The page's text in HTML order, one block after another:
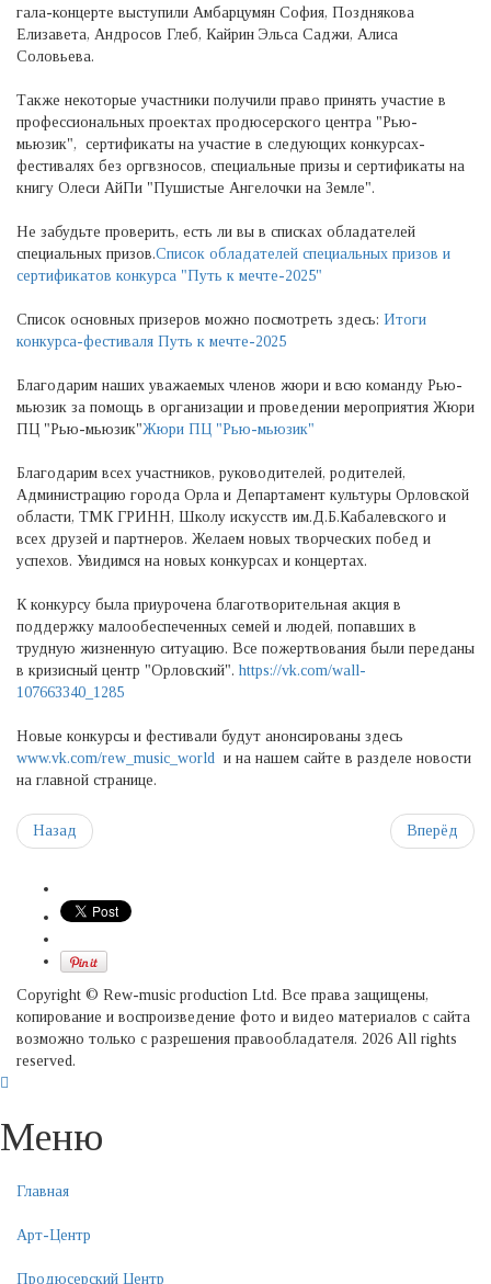
гала-концерте выступили Амбарцумян София, Позднякова
Елизавета, Андросов Глеб, Кайрин Эльса Саджи, Алиса
Соловьева.
Также некоторые участники получили право принять участие в
профессиональных проектах продюсерского центра "Рью-
мьюзик", сертификаты на участие в следующих конкурсах-
фестивалях без оргвзносов, специальные призы и сертификаты на
книгу Олеси АйПи "Пушистые Ангелочки на Земле".
Не забудьте проверить, есть ли вы в списках обладателей
специальных призов.Список обладателей специальных призов и
сертификатов конкурса "Путь к мечте-2025"
Список основных призеров можно посмотреть здесь: Итоги
конкурса-фестиваля Путь к мечте-2025
Благодарим наших уважаемых членов жюри и всю команду Рью-
мьюзик за помощь в организации и проведении мероприятия Жюри
ПЦ "Рью-мьюзик"Жюри ПЦ "Рью-мьюзик"
Благодарим всех участников, руководителей, родителей,
Администрацию города Орла и Департамент культуры Орловской
области, ТМК ГРИНН, Школу искусств им.Д.Б.Кабалевского и
всех друзей и партнеров. Желаем новых творческих побед и
успехов. Увидимся на новых конкурсах и концертах.
К конкурсу была приурочена благотворительная акция в
поддержку малообеспеченных семей и людей, попавших в
трудную жизненную ситуацию. Все пожертвования были переданы
в кризисный центр "Орловский". https://vk.com/wall-
107663340_1285
Новые конкурсы и фестивали будут анонсированы здесь
www.vk.com/rew_music_world и на нашем сайте в разделе новости
на главной странице.
Назад Вперёд
Copyright © Rew-music production Ltd. Все права защищены,
копирование и воспроизведение фото и видео материалов с сайта
возможно только с разрешения правообладателя. 2026 All rights
reserved.
Меню
Главная
Арт-Центр
Продюсерский Центр